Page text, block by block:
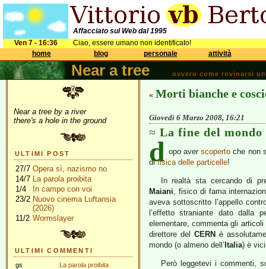
Affacciato sul Web dal 1995
Ven 7 - 16:36
Ciao, essere umano non identificato!
home
blog personale attività
Near a tree ovvero come rovinarsi
Near a tree by a river
there's a hole in the ground
ULTIMI POST
27/7 Opera sì, nazismo no
14/7 La parola proibita
1/4
In campo con voi
23/2 Nuovo cinema Luftansia
(2026)
11/2 Wormslayer
ULTIMI COMMENTI
gs
La parola proibita
« Morti bianche e
Giovedì 6 Marzo 2008, 16:21
La fine del mondo
d opo averscoperto che non
difisica delle particelle!
In realtà sta cercando di
Maiani, fisico di fama
aveva sottoscritto l’appello
l’effetto straniante dato dalla
elementare, commenta gli
direttore delCERN è
mondo (o almeno dell’ Italia) è
Però leggetevi i commenti,